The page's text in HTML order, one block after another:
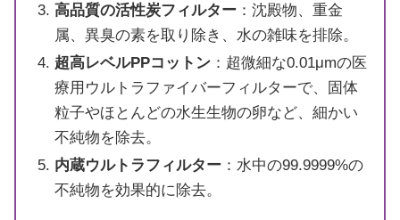
高品質の活性炭フィルター：沈殿物、重金
属、異臭の素を取り除き、水の雑味を排除。
超高レベルPPコットン：超微細な0.01μmの医
療用ウルトラファイバーフィルターで、固体
粒子やほとんどの水生生物の卵など、細かい
不純物を除去。
内蔵ウルトラフィルター：水中の99.9999%の
不純物を効果的に除去。